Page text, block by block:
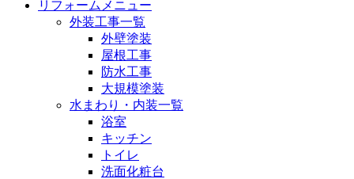
リフォームメニュー
外装工事一覧
外壁塗装
屋根工事
防水工事
大規模塗装
水まわり・内装一覧
浴室
キッチン
トイレ
洗面化粧台